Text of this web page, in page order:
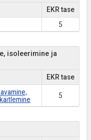
EKR tase
5
isoleerimine ja
EKR tase
5